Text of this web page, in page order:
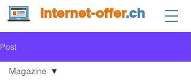
internet-offer.ch
Post
Magazine